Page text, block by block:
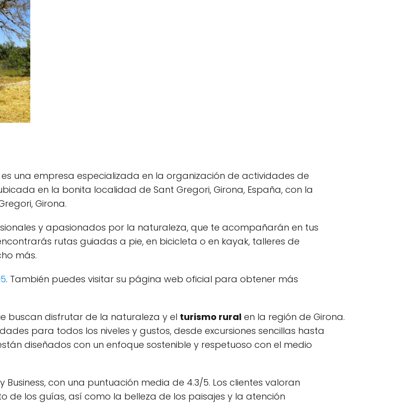
es una empresa especializada en la organización de actividades de
en la bonita localidad de Sant Gregori, Girona, España, con la
Girona.
y apasionados por la naturaleza, que te acompañarán en tus
rutas guiadas a pie, en bicicleta o en kayak, talleres de
más.
. También puedes visitar su página web oficial para obtener más
buscan disfrutar de la naturaleza y el turismo rural en la región de Girona.
para todos los niveles y gustos, desde excursiones sencillas hasta
diseñados con un enfoque sostenible y respetuoso con el medio
con una puntuación media de 4.3/5. Los clientes valoran
de los guías, así como la belleza de los paisajes y la atención